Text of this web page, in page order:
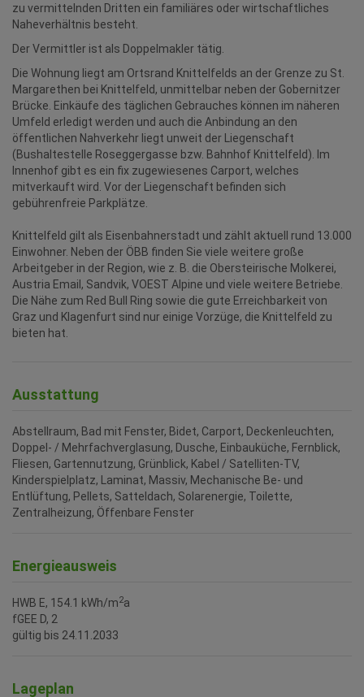
zu vermittelnden Dritten ein familiäres oder wirtschaftliches
Naheverhältnis besteht.
Der Vermittler ist als Doppelmakler tätig.
Die Wohnung liegt am Ortsrand Knittelfelds an der Grenze zu St.
Margarethen bei Knittelfeld, unmittelbar neben der Gobernitzer
Brücke. Einkäufe des täglichen Gebrauches können im näheren
Umfeld erledigt werden und auch die Anbindung an den
öffentlichen Nahverkehr liegt unweit der Liegenschaft
(Bushaltestelle Roseggergasse bzw. Bahnhof Knittelfeld). Im
Innenhof gibt es ein fix zugewiesenes Carport, welches
mitverkauft wird. Vor der Liegenschaft befinden sich
gebührenfreie Parkplätze.
Knittelfeld gilt als Eisenbahnerstadt und zählt aktuell rund 13.000
Einwohner. Neben der ÖBB finden Sie viele weitere große
Arbeitgeber in der Region, wie z. B. die Obersteirische Molkerei,
Austria Email, Sandvik, VOEST Alpine und viele weitere Betriebe.
Die Nähe zum Red Bull Ring sowie die gute Erreichbarkeit von
Graz und Klagenfurt sind nur einige Vorzüge, die Knittelfeld zu
bieten hat.
Ausstattung
Abstellraum Bad mit Fenster Bidet Carport Deckenleuchten
Doppel- / Mehrfachverglasung Dusche Einbauküche Fernblick
Fliesen Gartennutzung Grünblick Kabel / Satelliten-TV
Kinderspielplatz Laminat Massiv Mechanische Be- und
Entlüftung Pellets Satteldach Solarenergie Toilette
Zentralheizung Öffenbare Fenster
Energieausweis
HWB E, 154.1 kWh/m2a
fGEE D, 2
gültig bis 24.11.2033
Lageplan